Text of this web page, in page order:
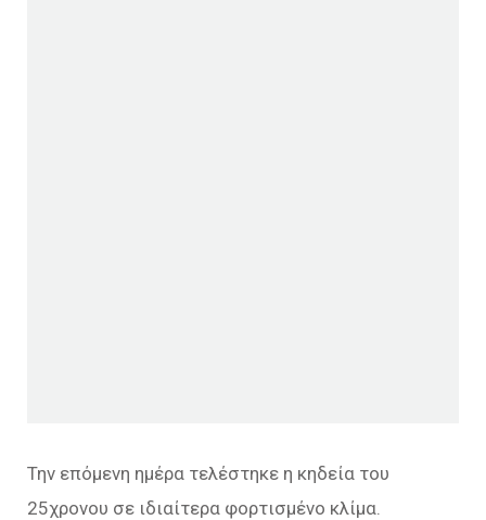
Την επόμενη ημέρα τελέστηκε η κηδεία του
25χρονου σε ιδιαίτερα φορτισμένο κλίμα.